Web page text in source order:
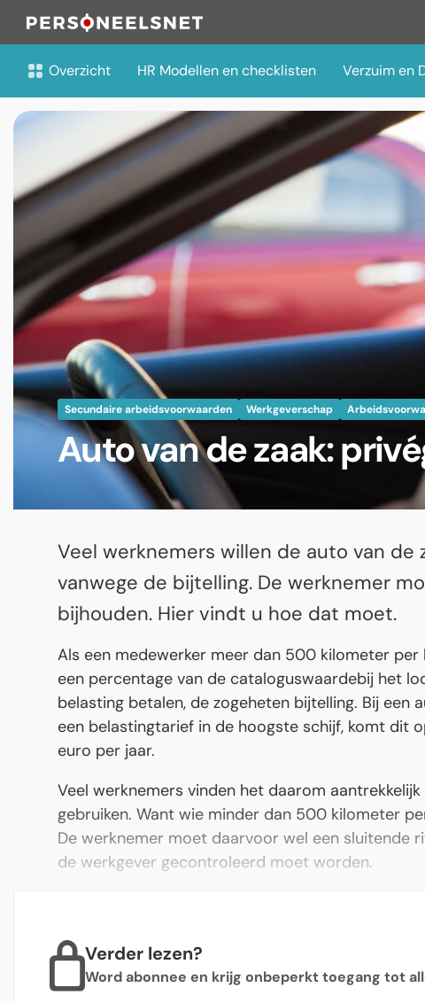
Overzicht HR Modellen en checklisten Verzuim en
Secundaire arbeidsvoorwaarden Werkgeverschap
Auto van de zaak:
Veel werknemers willen de auto van
vanwege de bijtelling. De werknemer
bijhouden. Hier vindt u hoe dat moet.
Als een medewerker meer dan 500 kilometer
een percentage van de cataloguswaardebij het
belasting betalen, de zogeheten bijtelling. Bij een
een belastingtarief in de hoogste schijf, komt dit
euro per jaar.
Veel werknemers vinden het daarom
gebruiken. Want wie minder dan 500 kilometer
De werknemer moet daarvoor wel een
de werkgever gecontroleerd moet worden.
Verder lezen?
Word abonnee en krijg onbeperkt toegang tot